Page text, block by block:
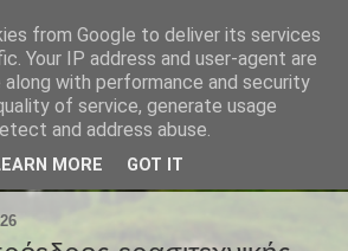
from Google to deliver its services
Your IP address and user-agent are
along with performance and security
of service, generate usage
and address abuse.
MORE GOT IT